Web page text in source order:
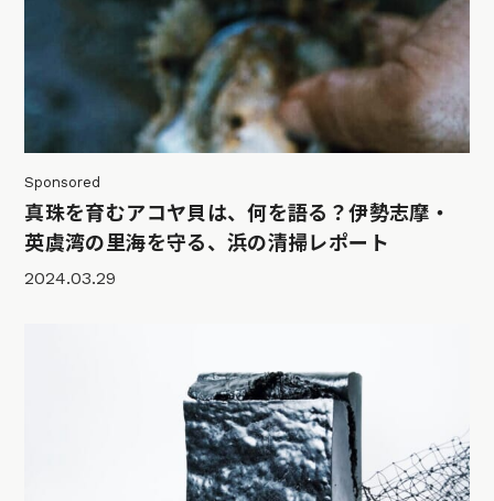
Sponsored
真珠を育むアコヤ貝は、何を語る？伊勢志摩・
英虞湾の里海を守る、浜の清掃レポート
2024.03.29